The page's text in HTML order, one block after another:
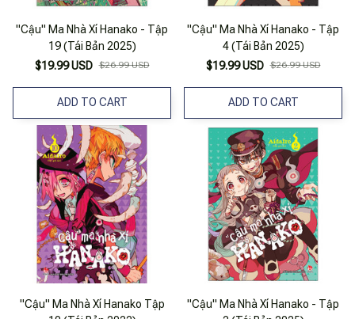
"Cậu" Ma Nhà Xí Hanako - Tập
19 (Tái Bản 2025)
$19.99 USD $26.99 USD
ADD TO CART
"Cậu" Ma Nhà Xí Hanako - Tập
4 (Tái Bản 2025)
$19.99 USD $26.99 USD
ADD TO CART
"Cậu" Ma Nhà Xí Hanako Tập
"Cậu" Ma Nhà Xí Hanako - Tập